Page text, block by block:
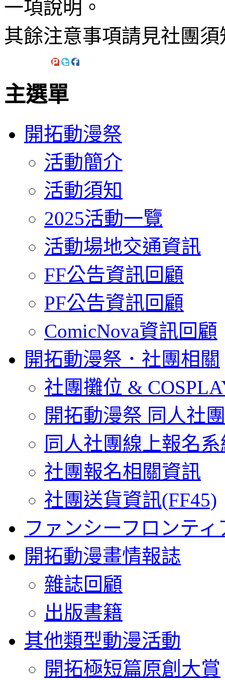
一項說明。
其餘注意事項請見社團
主選單
開拓動漫祭
活動簡介
活動須知
2025活動一覽
活動場地交通資訊
FF公告資訊回顧
PF公告資訊回顧
ComicNova資訊回顧
開拓動漫祭．社團相關
社團攤位 &
開拓動漫祭 同人社
同人社團線上報名
社團報名相關資訊
社團送貨資訊(FF45)
ファンシーフロンティ
開拓動漫畫情報誌
雜誌回顧
出版書籍
其他類型動漫活動
開拓極短篇原創大賞